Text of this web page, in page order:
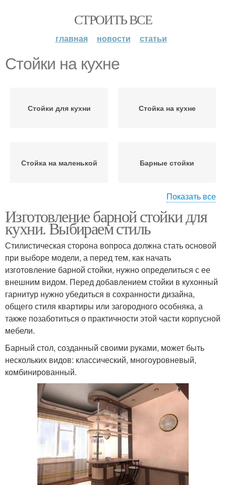
СТРОИТЬ ВСЕ
главная новости статьи
Стойки на кухне
Стойки для кухни Стойка на кухне
Стойка на маленькой Барные стойки
Стойки для маленькой Стойки на маленькой
Стойка для кухни Стойка с полками
Показать все
Изготовление барной стойки для
кухни. Выбираем стиль
Стилистическая сторона вопроса должна стать основой
при выборе модели, а перед тем, как начать
изготовление барной стойки, нужно определиться с ее
внешним видом. Перед добавлением стойки в кухонный
гарнитур нужно убедиться в сохранности дизайна,
общего стиля квартиры или загородного особняка, а
также позаботиться о практичности этой части корпусной
мебели.
Барный стол, созданный своими руками, может быть
нескольких видов: классический, многоуровневый,
комбинированный.